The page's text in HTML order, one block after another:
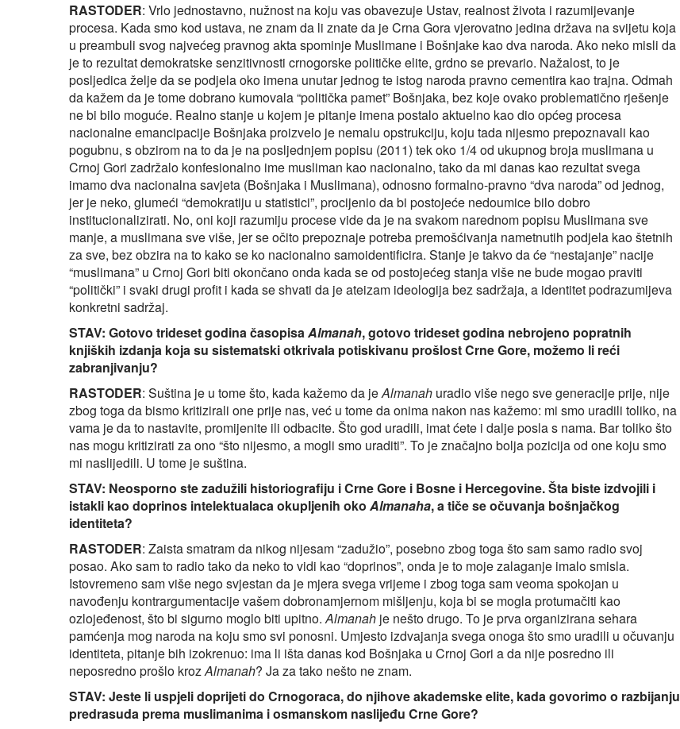
RASTODER: Vrlo jednostavno, nužnost na koju vas obavezuje Ustav, realnost života i razumijevanje
procesa. Kada smo kod ustava, ne znam da li znate da je Crna Gora vjerovatno jedina država na svijetu koja
u preambuli svog najvećeg pravnog akta spominje Muslimane i Bošnjake kao dva naroda. Ako neko misli da
je to rezultat demokratske senzitivnosti crnogorske političke elite, grdno se prevario. Nažalost, to je
posljedica želje da se podjela oko imena unutar jednog te istog naroda pravno cementira kao trajna. Odmah
da kažem da je tome dobrano kumovala “politička pamet” Bošnjaka, bez koje ovako problematično rješenje
ne bi bilo moguće. Realno stanje u kojem je pitanje imena postalo aktuelno kao dio općeg procesa
nacionalne emancipacije Bošnjaka proizvelo je nemalu opstrukciju, koju tada nijesmo prepoznavali kao
pogubnu, s obzirom na to da je na posljednjem popisu (2011) tek oko 1/4 od ukupnog broja muslimana u
Crnoj Gori zadržalo konfesionalno ime musliman kao nacionalno, tako da mi danas kao rezultat svega
imamo dva nacionalna savjeta (Bošnjaka i Muslimana), odnosno formalno-pravno “dva naroda” od jednog,
jer je neko, glumeći “demokratiju u statistici”, procijenio da bi postojeće nedoumice bilo dobro
institucionalizirati. No, oni koji razumiju procese vide da je na svakom narednom popisu Muslimana sve
manje, a muslimana sve više, jer se očito prepoznaje potreba premošćivanja nametnutih podjela kao štetnih
za sve, bez obzira na to kako se ko nacionalno samoidentificira. Stanje je takvo da će “nestajanje” nacije
“muslimana” u Crnoj Gori biti okončano onda kada se od postojećeg stanja više ne bude mogao praviti
“politički” i svaki drugi profit i kada se shvati da je ateizam ideologija bez sadržaja, a identitet podrazumijeva
konkretni sadržaj.
STAV: Gotovo trideset godina časopisaAlmanah, gotovo trideset godina nebrojeno popratnih
knjiških izdanja koja su sistematski otkrivala potiskivanu prošlost Crne Gore, možemo li reći
zabranjivanju?
RASTODER: Suština je u tome što, kada kažemo da jeAlmanah uradio više nego sve generacije prije, nije
zbog toga da bismo kritizirali one prije nas, već u tome da onima nakon nas kažemo: mi smo uradili toliko, na
vama je da to nastavite, promijenite ili odbacite. Što god uradili, imat ćete i dalje posla s nama. Bar toliko što
nas mogu kritizirati za ono “što nijesmo, a mogli smo uraditi”. To je značajno bolja pozicija od one koju smo
mi naslijedili. U tome je suština.
STAV: Neosporno ste zadužili historiografiju i Crne Gore i Bosne i Hercegovine. Šta biste izdvojili i
istakli kao doprinos intelektualaca okupljenih oko Almanaha, a tiče se očuvanja bošnjačkog
identiteta?
RASTODER: Zaista smatram da nikog nijesam “zadužio”, posebno zbog toga što sam samo radio svoj
posao. Ako sam to radio tako da neko to vidi kao “doprinos”, onda je to moje zalaganje imalo smisla.
Istovremeno sam više nego svjestan da je mjera svega vrijeme i zbog toga sam veoma spokojan u
navođenju kontrargumentacije vašem dobronamjernom mišljenju, koja bi se mogla protumačiti kao
ozlojeđenost, što bi sigurno moglo biti upitno.Almanah je nešto drugo. To je prva organizirana sehara
pamćenja mog naroda na koju smo svi ponosni. Umjesto izdvajanja svega onoga što smo uradili u očuvanju
identiteta, pitanje bih izokrenuo: ima li išta danas kod Bošnjaka u Crnoj Gori a da nije posredno ili
neposredno prošlo krozAlmanah? Ja za tako nešto ne znam.
STAV: Jeste li uspjeli doprijeti do Crnogoraca, do njihove akademske elite, kada govorimo o razbijanju
predrasuda prema muslimanima i osmanskom naslijeđu Crne Gore?